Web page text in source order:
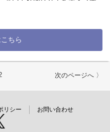
管理(外注管理)をご担当いただ
も。誰もが一度は目にしたこ
ャンスもございます。
、デザイナーとして幅広いス
の環境です。
内⇔外注先の調整業務)
ポート
)
ちら
次のページへ 〉
リシー お問い合わせ